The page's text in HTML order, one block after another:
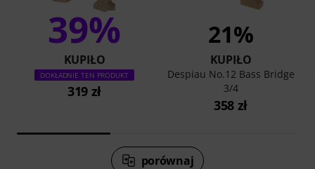
39%
KUPIŁO
DOKŁADNIE TEN PRODUKT
319 zł
21%
KUPIŁO
Despiau No.12 Bass Bridge
3/4
358 zł
porównaj